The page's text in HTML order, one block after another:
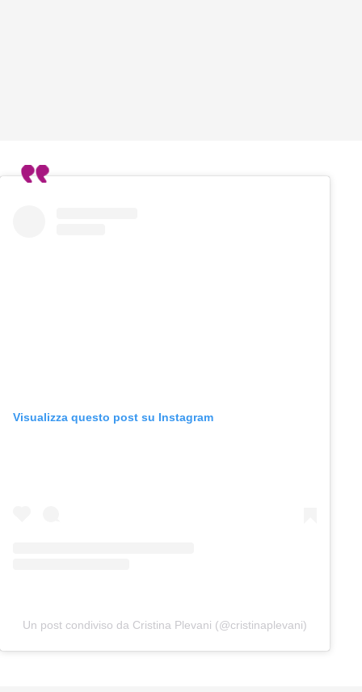
Visualizza questo post su Instagram
Un post condiviso da Cristina Plevani (@cristinaplevani)